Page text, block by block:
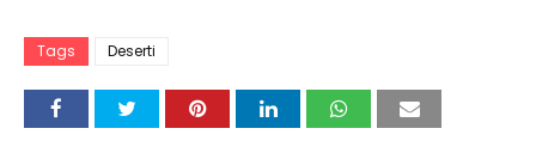
Tags Deserti